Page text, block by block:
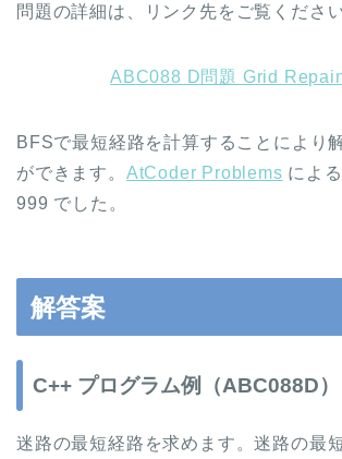
問題の詳細は、リンク先をご覧ください
ABC088 D問題 Grid
BFSで最短経路を計算することにより
ができます。 AtCoder Problems によ
999 でした。
解答案
C++ プログラム例（ABC088D）
迷路の最短経路を求めます。迷路の最